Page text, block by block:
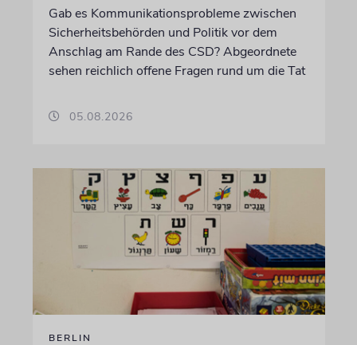
Gab es Kommunikationsprobleme zwischen
Sicherheitsbehörden und Politik vor dem
Anschlag am Rande des CSD? Abgeordnete
sehen reichlich offene Fragen rund um die Tat
05.08.2026
BERLIN